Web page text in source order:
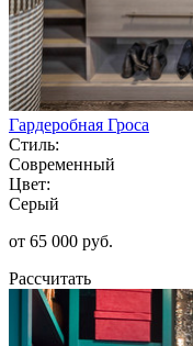
Гардеробная Гроса
Стиль:
Современный
Цвет:
Серый
от 65 000 руб.
Рассчитать